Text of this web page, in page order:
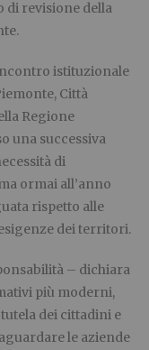
di revisione della
istituzionale
Città
Regione
una successiva
di
ormai all’anno
rispetto alle
dei territori.
– dichiara
più moderni,
dei cittadini e
le aziende